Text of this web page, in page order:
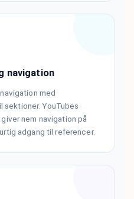
navigation
med
YouTubes
nem navigation på
adgang til referencer.